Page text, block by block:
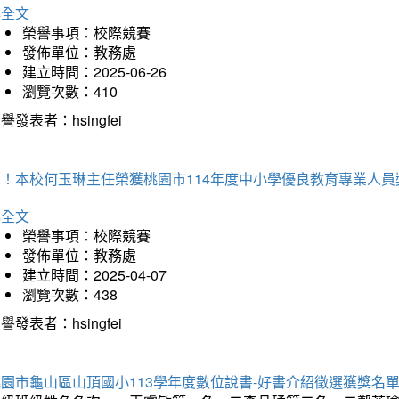
文
榮譽事項：校際競賽
發佈單位：教務處
建立時間：2025-06-26
瀏覽次數：410
發表者：hsingfei
本校何玉琳主任榮獲桃園市114年度中小學優良教育專業人員
文
榮譽事項：校際競賽
發佈單位：教務處
建立時間：2025-04-07
瀏覽次數：438
發表者：hsingfei
市龜山區山頂國小113學年度數位說書-好書介紹徵選獲獎名單